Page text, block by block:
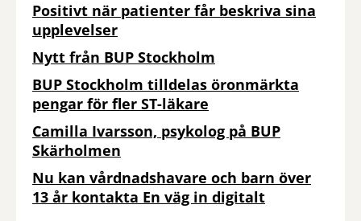
Positivt när patienter får beskriva sina
upplevelser
Nytt från BUP Stockholm
BUP Stockholm tilldelas öronmärkta
pengar för fler ST-läkare
Camilla Ivarsson, psykolog på BUP
Skärholmen
Nu kan vårdnadshavare och barn över
13 år kontakta En väg in digitalt